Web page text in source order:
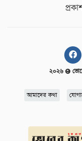
২০২৬
আমাদের কথা